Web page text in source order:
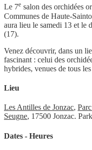
Le 7e salon des orchidées
Communes de Haute-
aura lieu le samedi 13 et le
(17).
Venez découvrir, dans un
fascinant : celui des
hybrides, venues de tous
Lieu
Les Antilles de Jonzac,
Seugne, 17500 Jonzac.
Dates - Heures